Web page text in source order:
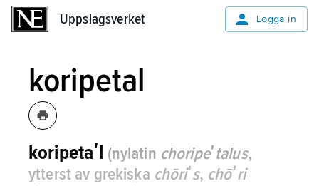
Uppslagsverket Logga in
koripetal
koripetaʹl (nylatin choripeʹtalus,
ytterst av grekiska chōriʹs, chōʹri